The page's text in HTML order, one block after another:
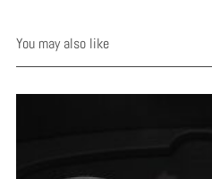
You may also like